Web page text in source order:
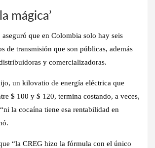
mágica’
aseguró que en Colombia solo hay seis
de transmisión que son públicas, además
y comercializadoras.
un kilovatio de energía eléctrica que
$ 100 y $ 120, termina costando, a veces,
la cocaína tiene esa rentabilidad en
“la CREG hizo la fórmula con el único